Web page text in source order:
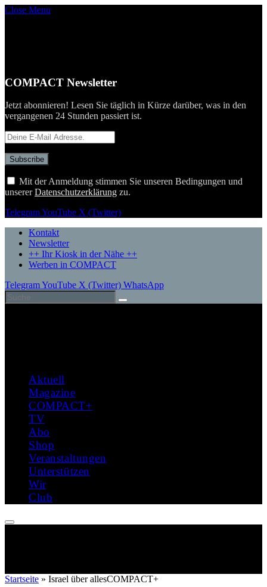
Close Menu
COMPACT Newsletter
Jetzt abonnieren! Lesen Sie täglich in Kürze darüber, was in den
vergangenen 24 Stunden passiert ist.
Mit der Anmeldung stimmen Sie unseren Bedingungen und
unsererDatenschutzerklärung zu.
TelegramYouTube X (Twitter)
Kontakt
Newsletter
++ Ihr Kiosk in der Nähe ++
Werben in COMPACT
TelegramYouTube X (Twitter) WhatsApp
Aktuell
Magazine
COMPACT+
TV
Abo
Shop
Veranstaltungen
Unterstützen
Wir
Club
Startseite » Israel über allesCOMPACT+